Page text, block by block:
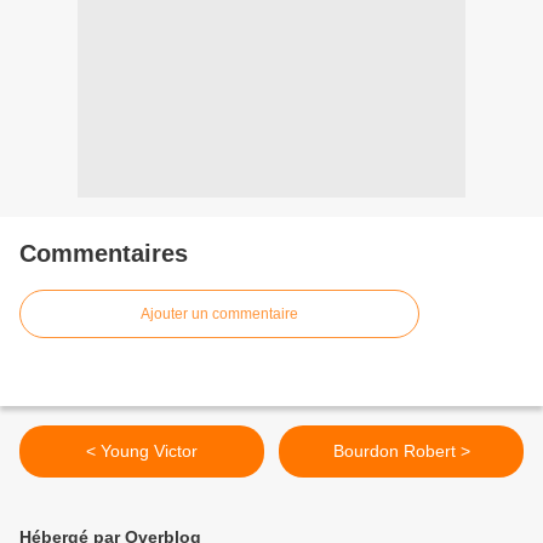
Commentaires
Ajouter un commentaire
< Young Victor Bourdon Robert >
Hébergé par Overblog